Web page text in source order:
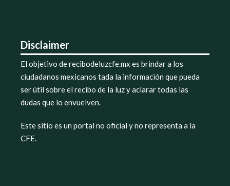
Disclaimer
El objetivo de recibodeluzcfe.mx es brindar a los
ciudadanos mexicanos tada la información que pueda
ser útil sobre el recibo de la luz y aclarar todas las
dudas que lo envuelven.
Este sitio es un portal no oficial y no representa a la
CFE.